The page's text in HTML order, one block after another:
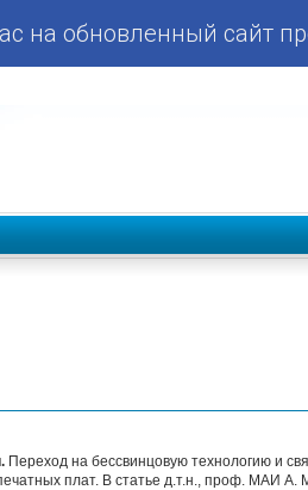
на обновленный сайт
Переход на бессвинцовую технологию и
плат. В статье д.т.н., проф. МАИ А.